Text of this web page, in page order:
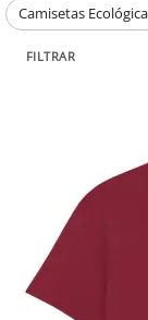
Camisetas
FILTRAR